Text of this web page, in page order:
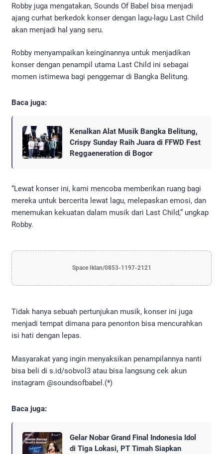
Robby juga mengatakan, Sounds Of Babel bisa menjadi
ajang curhat berkedok konser dengan lagu-lagu Last Child
akan menjadi hal yang seru.
Robby menyampaikan keinginannya untuk menjadikan
konser dengan penampil utama Last Child ini sebagai
momen istimewa bagi penggemar di Bangka Belitung.
Baca juga:
Kenalkan Alat Musik Bangka Belitung,
Crispy Sunday Raih Juara di FFWD Fest
Reggaeneration di Bogor
“Lewat konser ini, kami mencoba memberikan ruang bagi
mereka untuk bercerita lewat lagu, melepaskan emosi, dan
menemukan kekuatan dalam musik dari Last Child,” ungkap
Robby.
Space Iklan/0853-1197-2121
Tidak hanya sebuah pertunjukan musik, konser ini juga
menjadi tempat dimana para penonton bisa mencurahkan
isi hati dengan lepas.
Masyarakat yang ingin menyaksikan penampilannya nanti
bisa beli di s.id/sobvol3 atau bisa langsung cek akun
instagram @soundsofbabel.(*)
Baca juga:
Gelar Nobar Grand Final Indonesia Idol
di Tiga Lokasi, PT Timah Siapkan